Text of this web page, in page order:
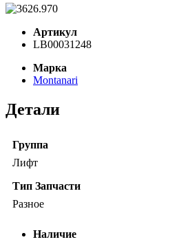
Артикул
LB00031248
Марка
Montanari
Детали
Группа
Лифт
Тип Запчасти
Разное
Наличие